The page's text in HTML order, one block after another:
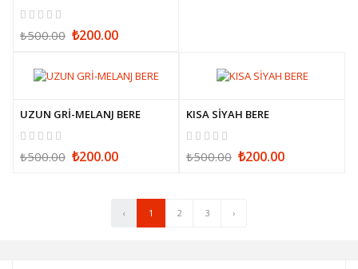
₺500.00 ₺200.00
UZUN GRİ-MELANJ BERE
₺500.00 ₺200.00
KISA SİYAH BERE
₺500.00 ₺200.00
‹ 1 2 3 ›